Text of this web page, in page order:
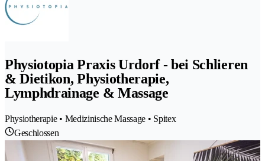
Physiotopia Praxis Urdorf - bei Schlieren
& Dietikon, Physiotherapie,
Lymphdrainage & Massage
Physiotherapie • Medizinische Massage • Spitex
Geschlossen